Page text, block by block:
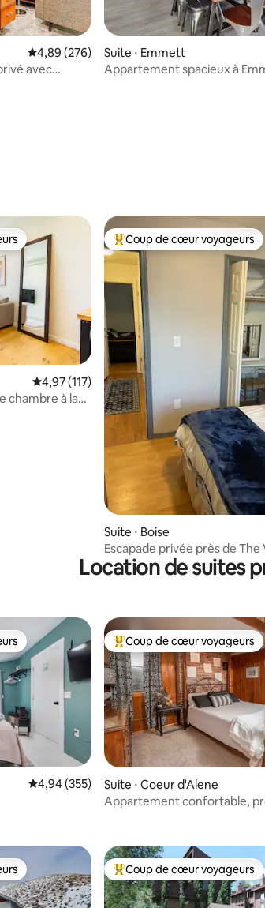
Évaluation moyenne sur la base de 276
4,89 (276)
avec
Suite ⋅ Emmett
Appartement spacieux à
les plus appréciés
Évaluation moyenne sur la base de 117
4,97 (117)
chambre à la
Coups de cœur voyageurs
Coup de cœur voyageurs
Suite ⋅ Boise
Escapade privée près de The
Meridian et Eagle
Location de suites
les plus appréciés
Évaluation moyenne sur la base de 355
4,94 (355)
Coups de cœur voyageurs
Coup de cœur voyageurs
Suite ⋅ Coeur d'Alene
Appartement confortable,
les plus appréciés Coups de cœur voyageurs
Coup de cœur voyageurs